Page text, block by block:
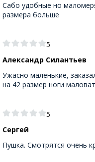
Сабо удобные но
размера больше
5
Александр Силантьев
Ужасно маленькие,
на 42 размер ноги
5
Сергей
Пушка. Смотрятся очень